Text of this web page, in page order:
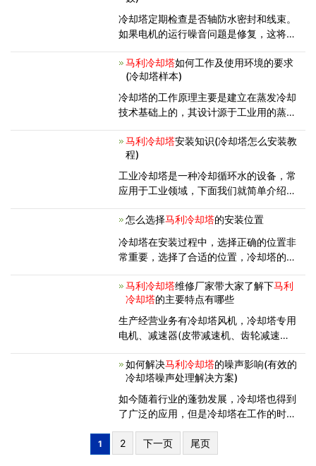
常工作。下面，分别介绍下闭式冷却
冷却塔定期检查是否轴防水密封和线束。
如果电机的运行噪音问题是修复，这将是
承更换防止水分水，完成密封，轴承，电
腐蚀干净的水百合片，隔音毯，去除污
垢。线路维修。一边关闭以防止再度想起
马利冷却塔如何工作及使用环境的要求
(冷却塔样本)
冷却塔的工作原理主要是建立在蒸发冷却
技术基础上的，其设计源于工业用的蒸发
的压力，使从冷凝器、吸收器或工艺设备
等出来的温度较高的水被输送到冷却塔的
冷却盘管中，循环水进入冷却
马利冷却塔安装知识(冷却塔怎么安装教
程)
工业冷却塔是一种冷却循环水的设备，常
应用于工业领域，下面我们就简单介绍一
知识能够帮到大家。 1、通常，工厂
里的冷却塔都是安装在屋顶，或者其他有
足够承载能力的建筑地面上的，原因
怎么选择马利冷却塔的安装位置
冷却塔在安装过程中，选择正确的位置非
常重要，选择了合适的位置，冷却塔的功
位置选择不当，可能会影响冷却塔的冷却
能力。1. 冷却塔应安装在清洁和通风良好
的环境中，塔群安装时应保持一定
马利冷却塔维修厂家带大家了解下马利
冷却塔的主要特点有哪些
生产经营业务有冷却塔风机，冷却塔专用
电机、减速器(皮带减速机、齿轮减速
塔配件等产品同时能为客户定制非标冷却
塔配件产品。同时生产经销马利、新菱、
良研、金日、斯频德、荏原、
如何解决马利冷却塔的噪声影响(有效的
冷却塔噪声处理解决方案)
如今随着行业的蓬勃发展，冷却塔也得到
了广泛的应用，但是冷却塔在工作的时候
便，那么有什么解决办法呢? 冷却塔? 有
噪音影响吗? 下面马利冷却塔
1 2 下一页 尾页